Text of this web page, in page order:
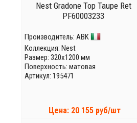
Nest Gradone Top Taupe Ret
PF60003233
Производитель: ABK
Коллекция: Nest
Размер: 320x1200 мм
Поверхность: матовая
Артикул: 195471
Цена: 20 155 руб/шт